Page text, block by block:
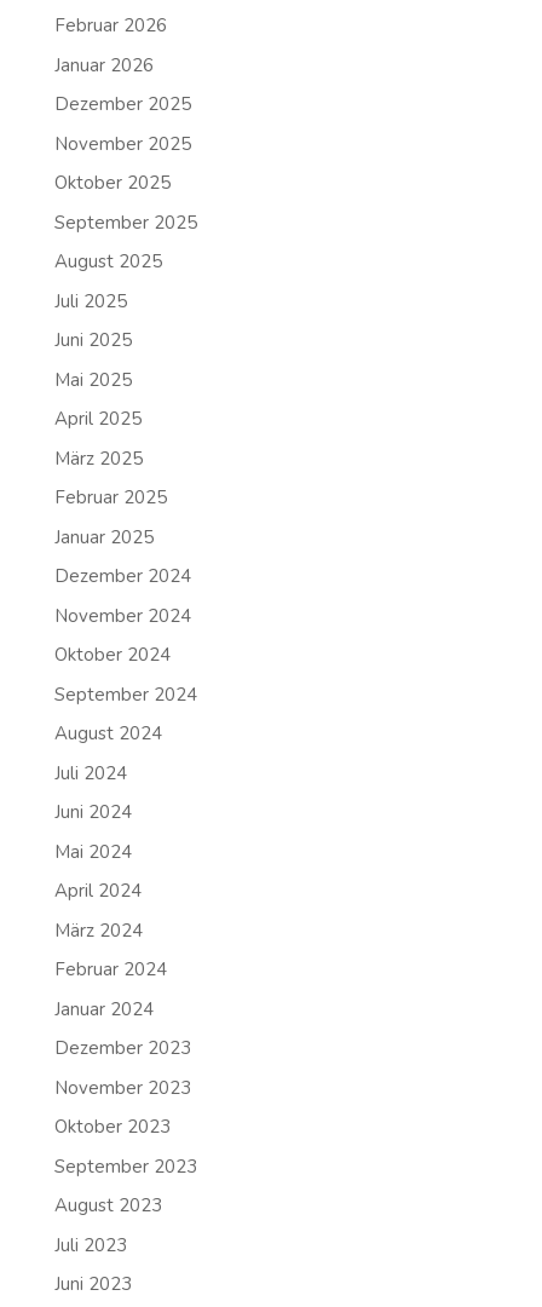
Februar 2026
Januar 2026
Dezember 2025
November 2025
Oktober 2025
September 2025
August 2025
Juli 2025
Juni 2025
Mai 2025
April 2025
März 2025
Februar 2025
Januar 2025
Dezember 2024
November 2024
Oktober 2024
September 2024
August 2024
Juli 2024
Juni 2024
Mai 2024
April 2024
März 2024
Februar 2024
Januar 2024
Dezember 2023
November 2023
Oktober 2023
September 2023
August 2023
Juli 2023
Juni 2023